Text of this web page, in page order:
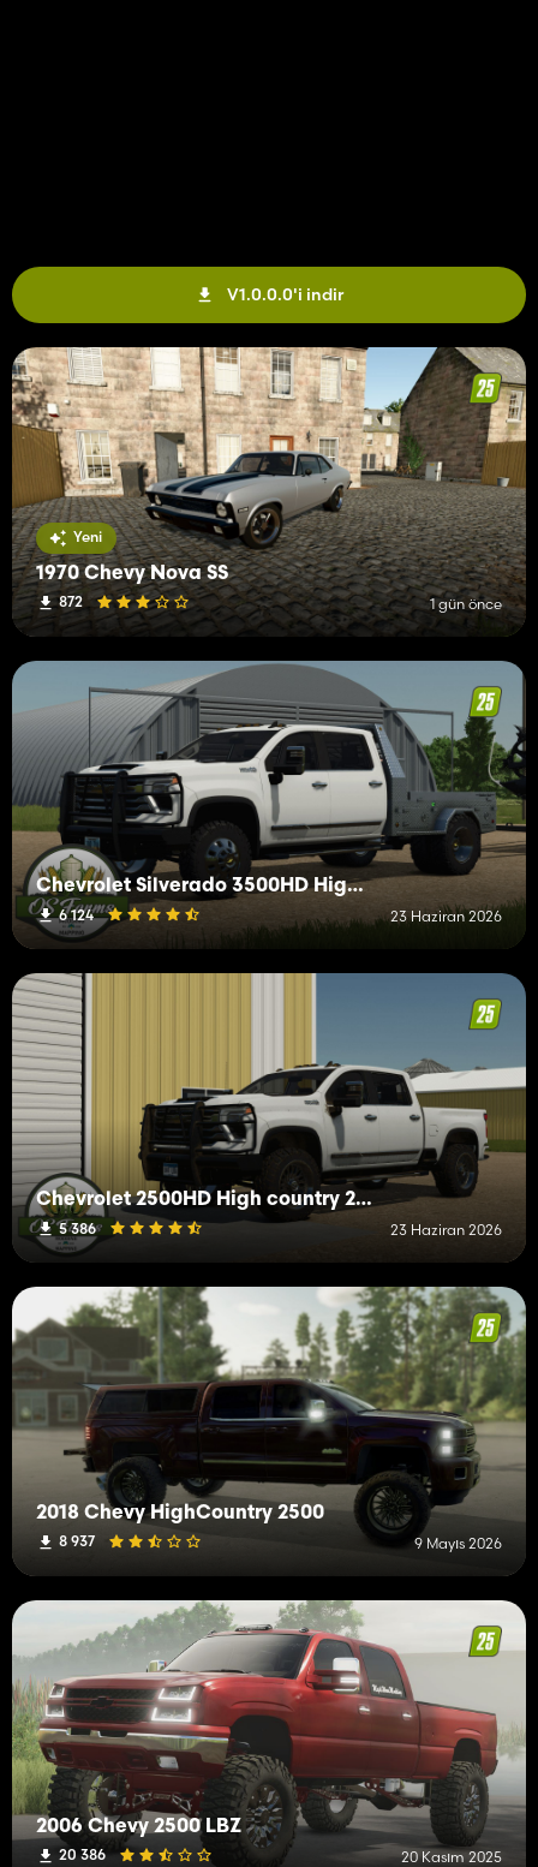
V1.0.0.0'i indir
Yeni
1970 Chevy Nova SS
872 1 gün önce
Chevrolet Silverado 3500HD High Country
6 124 23 Haziran 2026
Chevrolet 2500HD High country 2024
5 386 23 Haziran 2026
2018 Chevy HighCountry 2500
8 937 9 Mayıs 2026
2006 Chevy 2500 LBZ
20 386 20 Kasım 2025